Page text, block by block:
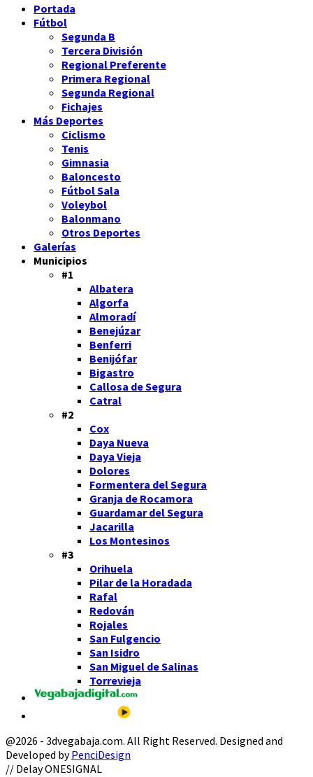
Portada
Fútbol
Segunda B
Tercera División
Regional Preferente
Primera Regional
Segunda Regional
Fichajes
Más Deportes
Ciclismo
Tenis
Gimnasia
Baloncesto
Fútbol Sala
Voleybol
Balonmano
Otros Deportes
Galerías
Municipios
#1
Albatera
Algorfa
Almoradí
Benejúzar
Benferri
Benijófar
Bigastro
Callosa de Segura
Catral
#2
Cox
Daya Nueva
Daya Vieja
Dolores
Formentera del Segura
Granja de Rocamora
Guardamar del Segura
Jacarilla
Los Montesinos
#3
Orihuela
Pilar de la Horadada
Rafal
Redován
Rojales
San Fulgencio
San Isidro
San Miguel de Salinas
Torrevieja
@2026 - 3dvegabaja.com. All Right Reserved. Designed and
Developed byPenciDesign
Facebook
Twitter
Instagram
Youtube
Email
// Delay ONESIGNAL